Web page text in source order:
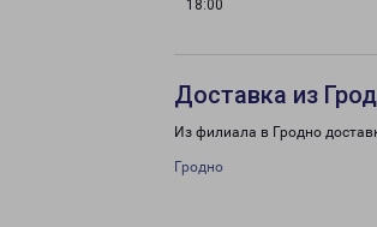
18:00
Доставка из
Из филиала в Гродно
Гродно